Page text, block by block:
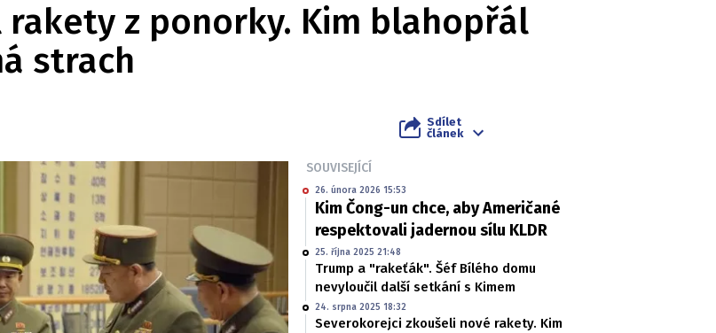
rakety z ponorky. Kim blahopřál
strach
Sdílet
článek
SOUVISEJÍCÍ
26. února 2026 15:53
Kim Čong-un chce, aby Američané
respektovali jadernou sílu KLDR
25. října 2025 21:48
Trump a "rakeťák". Šéf Bílého domu
nevyloučil další setkání s Kimem
24. srpna 2025 18:32
Severokorejci zkoušeli nové rakety. Kim